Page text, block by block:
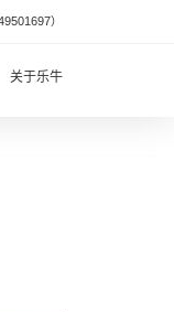
）
关于乐牛